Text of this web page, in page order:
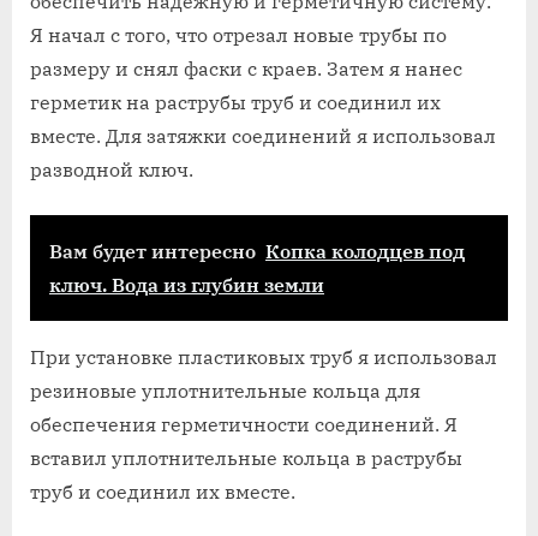
Я начал с того‚ что отрезал новые трубы по
размеру и снял фаски с краев. Затем я нанес
герметик на раструбы труб и соединил их
вместе. Для затяжки соединений я использовал
разводной ключ.
Вам будет интересно Копка колодцев под
ключ. Вода из глубин земли
При установке пластиковых труб я использовал
резиновые уплотнительные кольца для
обеспечения герметичности соединений. Я
вставил уплотнительные кольца в раструбы
труб и соединил их вместе.